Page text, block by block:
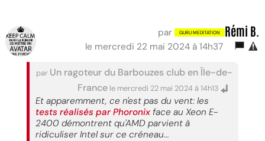
par Rémi B.
le mercredi 22 mai 2024 à 14h37
par Un ragoteur du Barbouzes club en Île-de-
France le mercredi 22 mai 2024 à 14h13
Et apparemment, ce n'est pas du vent: les
tests réalisés par Phoronix face au Xeon E-
2400 démontrent qu'AMD parvient à
ridiculiser Intel sur ce créneau...